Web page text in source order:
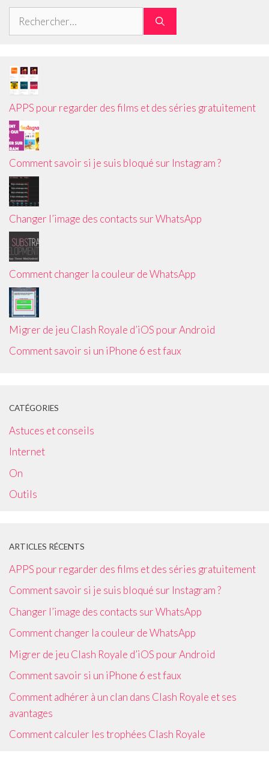
Rechercher :
APPS pour regarder des films et des séries gratuitement
Comment savoir si je suis bloqué sur Instagram ?
Changer l’image des contacts sur WhatsApp
Comment changer la couleur de WhatsApp
Migrer de jeu Clash Royale d’iOS pour Android
Comment savoir si un iPhone 6 est faux
CATÉGORIES
Astuces et conseils
Internet
On
Outils
ARTICLES RÉCENTS
APPS pour regarder des films et des séries gratuitement
Comment savoir si je suis bloqué sur Instagram ?
Changer l’image des contacts sur WhatsApp
Comment changer la couleur de WhatsApp
Migrer de jeu Clash Royale d’iOS pour Android
Comment savoir si un iPhone 6 est faux
Comment adhérer à un clan dans Clash Royale et ses
avantages
Comment calculer les trophées Clash Royale